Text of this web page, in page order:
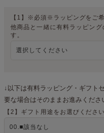
【1】※必須※ラッピングをご
他商品と一緒に有料ラッピン
す。
↓以下は有料ラッピング・ギフト
要な場合はそのままお進みくださ
【2】ギフト用途をお選びくださ